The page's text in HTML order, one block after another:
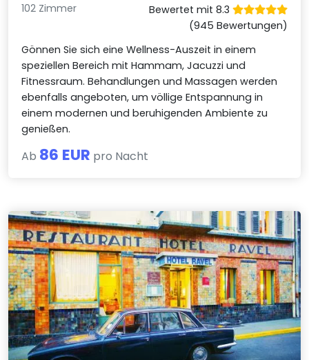
102 Zimmer
Bewertet mit 8.3
(945 Bewertungen)
Gönnen Sie sich eine Wellness-Auszeit in einem
speziellen Bereich mit Hammam, Jacuzzi und
Fitnessraum. Behandlungen und Massagen werden
ebenfalls angeboten, um völlige Entspannung in
einem modernen und beruhigenden Ambiente zu
genießen.
Ab 86 EUR pro Nacht